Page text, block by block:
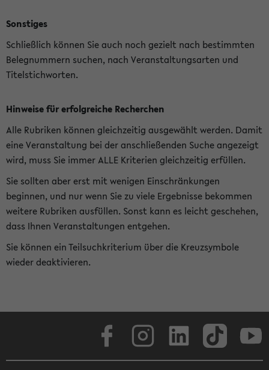
Sonstiges
Schließlich können Sie auch noch gezielt nach bestimmten
Belegnummern suchen, nach Veranstaltungsarten und
Titelstichworten.
Hinweise für erfolgreiche Recherchen
Alle Rubriken können gleichzeitig ausgewählt werden. Damit
eine Veranstaltung bei der anschließenden Suche angezeigt
wird, muss Sie immer ALLE Kriterien gleichzeitig erfüllen.
Sie sollten aber erst mit wenigen Einschränkungen
beginnen, und nur wenn Sie zu viele Ergebnisse bekommen
weitere Rubriken ausfüllen. Sonst kann es leicht geschehen,
dass Ihnen Veranstaltungen entgehen.
Sie können ein Teilsuchkriterium über die Kreuzsymbole
wieder deaktivieren.